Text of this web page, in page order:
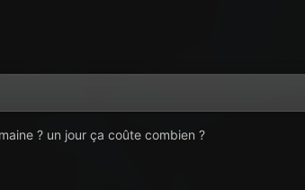
? un jour ça coûte combien ?